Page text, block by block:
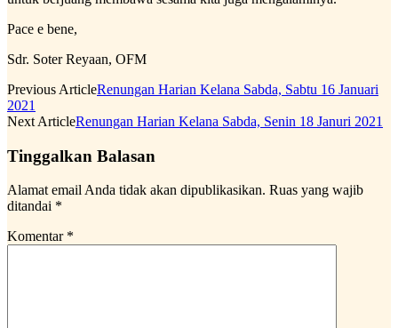
Pace e bene,
Sdr. Soter Reyaan, OFM
Previous ArticleRenungan Harian Kelana Sabda, Sabtu 16 Januari
2021
Next ArticleRenungan Harian Kelana Sabda, Senin 18 Januri 2021
Tinggalkan Balasan
Alamat email Anda tidak akan dipublikasikan. Ruas yang wajib
ditandai *
Komentar *